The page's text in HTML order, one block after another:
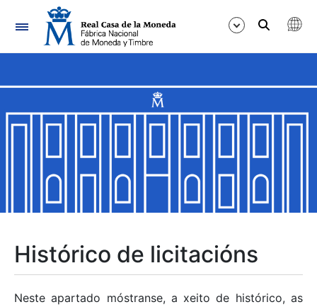
Navegación
Mostrar/Ocultar
Mostrar/Ocultar
Mostrar/Ocultar
Histórico de licitacións
Neste apartado móstranse, a xeito de histórico, as